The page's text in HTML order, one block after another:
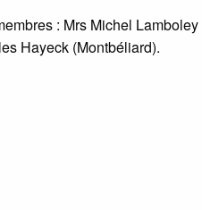
: Mrs Michel Lamboley
Hayeck (Montbéliard).